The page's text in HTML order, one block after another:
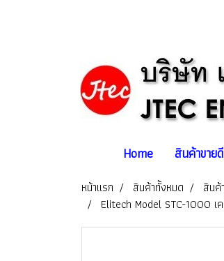
Home สินค้าขา
หน้าแรก สินค้าทั้งหมด
สิน
Elitech Model STC-1000